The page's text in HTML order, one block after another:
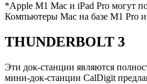
*Apple M1 Mac и iPad Pro могут
Компьютеры Mac на базе M1 Pro
THUNDERBOLT 3
Эти док-станции являются
мини-док-станции CalDigit